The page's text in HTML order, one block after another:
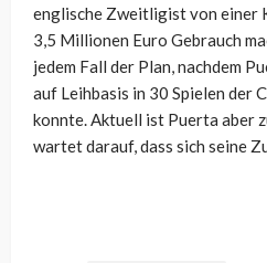
englische Zweitligist von einer
3,5 Millionen Euro Gebrauch
jedem Fall der Plan, nachdem
auf Leihbasis in 30 Spielen der
konnte. Aktuell ist Puerta aber
wartet darauf, dass sich seine